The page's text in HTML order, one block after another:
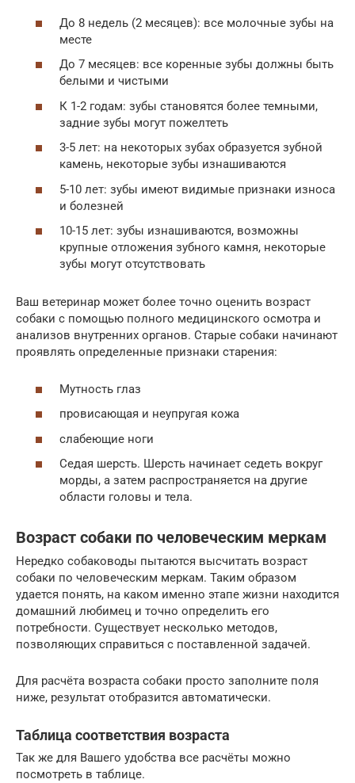
До 8 недель (2 месяцев): все молочные зубы на
месте
До 7 месяцев: все коренные зубы должны быть
белыми и чистыми
К 1-2 годам: зубы становятся более темными,
задние зубы могут пожелтеть
3-5 лет: на некоторых зубах образуется зубной
камень, некоторые зубы изнашиваются
5-10 лет: зубы имеют видимые признаки износа
и болезней
10-15 лет: зубы изнашиваются, возможны
крупные отложения зубного камня, некоторые
зубы могут отсутствовать
Ваш ветеринар может более точно оценить возраст
собаки с помощью полного медицинского осмотра и
анализов внутренних органов. Старые собаки начинают
проявлять определенные признаки старения:
Мутность глаз
провисающая и неупругая кожа
слабеющие ноги
Седая шерсть. Шерсть начинает седеть вокруг
морды, а затем распространяется на другие
области головы и тела.
Возраст собаки по человеческим меркам
Нередко собаководы пытаются высчитать возраст
собаки по человеческим меркам. Таким образом
удается понять, на каком именно этапе жизни находится
домашний любимец и точно определить его
потребности. Существует несколько методов,
позволяющих справиться с поставленной задачей.
Для расчёта возраста собаки просто заполните поля
ниже, результат отобразится автоматически.
Таблица соответствия возраста
Так же для Вашего удобства все расчёты можно
посмотреть в таблице.